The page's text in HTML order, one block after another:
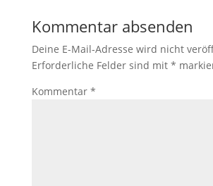
Kommentar absenden
Deine E-Mail-Adresse wird nicht
Erforderliche Felder sind mit *
Kommentar *